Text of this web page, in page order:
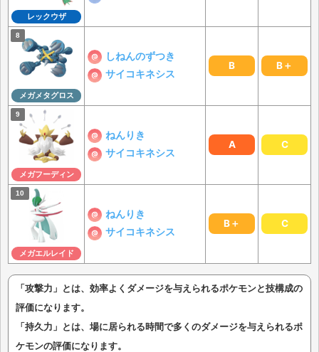
レックウザ
メガメタグロス
しねんのずつき
サイコキネシス
B B＋
メガフーディン
ねんりき
サイコキネシス
A C
メガエルレイド
ねんりき
サイコキネシス
B＋ C
「攻撃力」とは、効率よくダメージを与えられるポケモンと技構成の
評価になります。
「持久力」とは、場に居られる時間で多くのダメージを与えられるポ
ケモンの評価になります。